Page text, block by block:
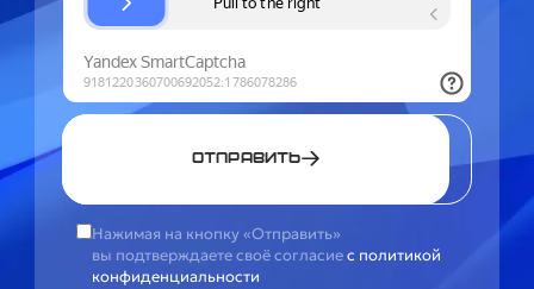
Отправить
Нажимая на кнопку «Отправить»
вы подтверждаете своё согласиес политикой
конфиденциальности